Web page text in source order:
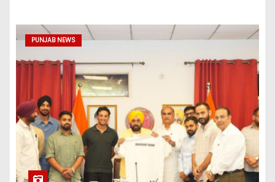
PUNJAB NEWS